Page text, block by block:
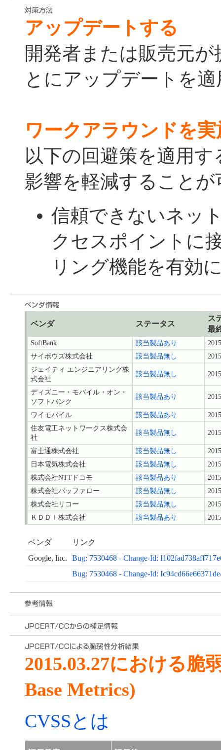
アップデートする
開発者または販売元
とにアップデートを
ワークアラウンドを
以下の回避策を適用
影響を軽減することが
信頼できないネッ
クセスポイントに
リング機能を有効
ベンダ ステータス
ス
最
SoftBank 該当製品あり
サイボウズ株式会社
該当製品無し
ジェイティ エンジニアリング株
式会社
該当製品無し
ディズニー・モバイル・オン・
ソフトバンク
該当製品あり
ワイモバイル 該当製品あり
住友電工ネットワークス株式会
社
該当製品無し
富士通株式会社 該当製品無し
日本電気株式会社
該当製品無し
株式会社NTTドコモ
該当製品あり
株式会社バッファロー
該当製品無し
株式会社リコー
該当製品無し
ＫＤＤＩ株式会社
該当製品あり
ベンダ
リンク
Google, Inc.
Bug: 7530468 - Change-Id:
Bug: 7530468 - Change-Id:
2015.03.27における脆
Base Metrics)
CVSSとは